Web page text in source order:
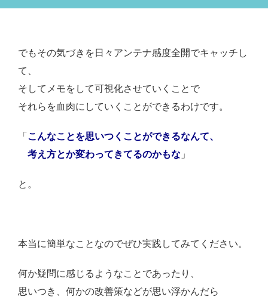
でもその気づきを日々アンテナ感度全開でキャッチし
て、
そしてメモをして可視化させていくことで
それらを血肉にしていくことができるわけです。
「 こんなことを思いつくことができるなんて、
考え方とか変わってきてるのかもな 」
と。
本当に簡単なことなのでぜひ実践してみてください。
何か疑問に感じるようなことであったり、
思いつき、何かの改善策などが思い浮かんだら